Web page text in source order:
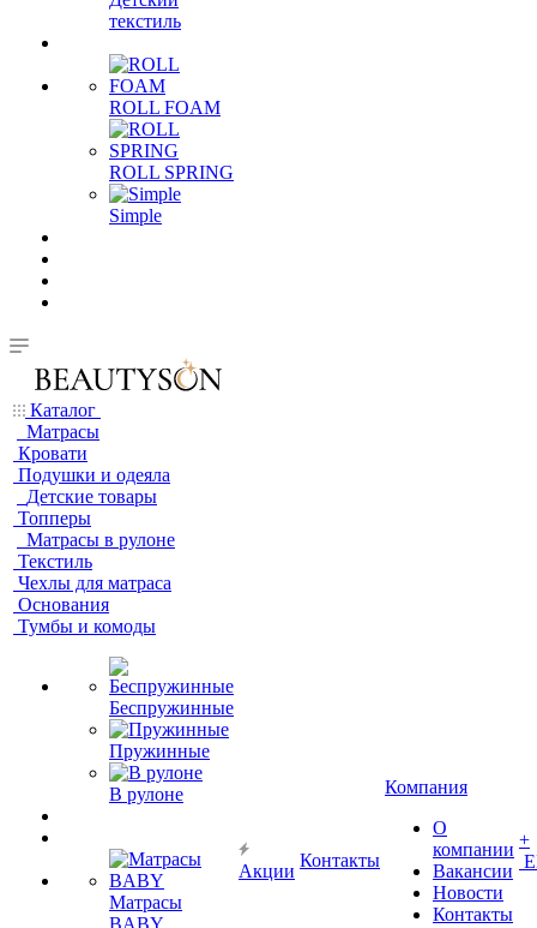
текстиль
ROLL FOAM
ROLL SPRING
Simple
Каталог
Матрасы
Кровати
Подушки и одеяла
Детские товары
Топперы
Матрасы в рулоне
Текстиль
Чехлы для матраса
Основания
Тумбы и комоды
Беспружинные
Пружинные
В рулоне
Матрасы
BABY
Акции
Контакты
Компания
О
компании
Вакансии
Новости
Контакты
+